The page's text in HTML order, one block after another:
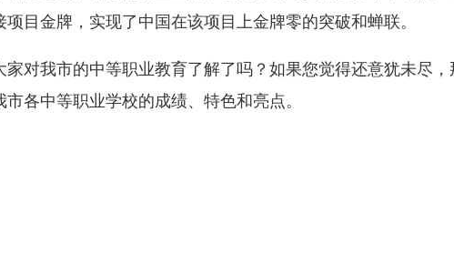
目金牌，实现了中国在该项目上金牌零的突破和蝉联。
我市的中等职业教育了解了吗？如果您觉得还意犹未尽，
各中等职业学校的成绩、特色和亮点。